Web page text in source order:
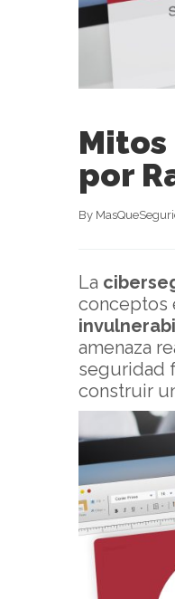
por
By
La
conceptos
amenaza
seguridad
construir